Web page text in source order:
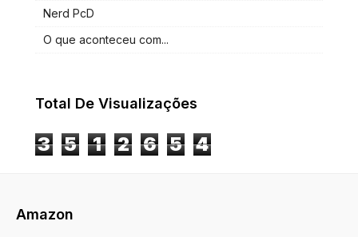
Nerd PcD
O que aconteceu com...
Total De Visualizações
3 5 1 2 6 5 4
Amazon